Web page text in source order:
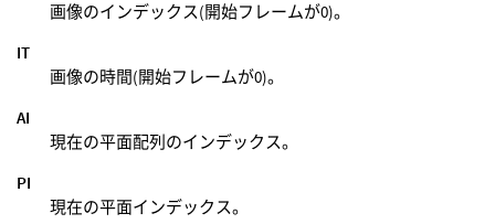
画像のインデックス(開始フレームが0)。
IT
画像の時間(開始フレームが0)。
AI
現在の平面配列のインデックス。
PI
現在の平面インデックス。